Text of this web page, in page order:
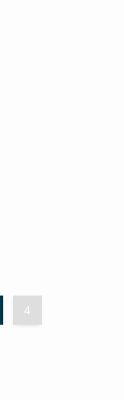
4